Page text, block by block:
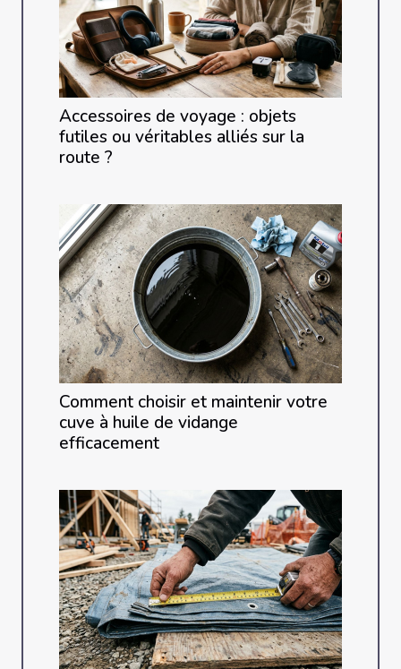
Accessoires de voyage : objets
futiles ou véritables alliés sur la
route ?
Comment choisir et maintenir votre
cuve à huile de vidange
efficacement